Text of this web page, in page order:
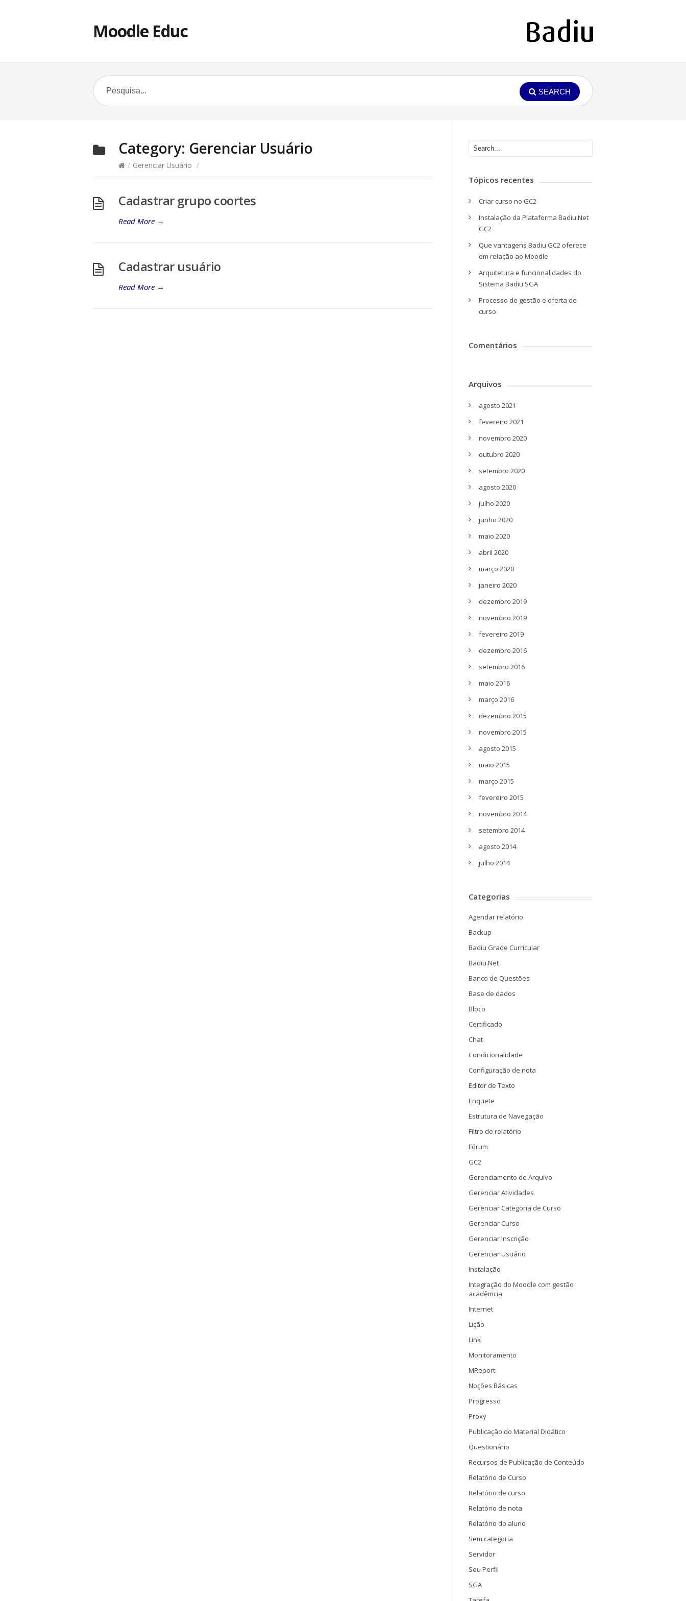
Moodle Educ
SEARCH
Category: Gerenciar Usuário
/ Gerenciar Usuário /
Cadastrar grupo coortes
Read More →
Cadastrar usuário
Read More →
Tópicos recentes
Criar curso no GC2
Instalação da Plataforma Badiu.Net
GC2
Que vantagens Badiu GC2 oferece
em relação ao Moodle
Arquitetura e funcionalidades do
Sistema Badiu SGA
Processo de gestão e oferta de
curso
Comentários
Arquivos
agosto 2021
fevereiro 2021
novembro 2020
outubro 2020
setembro 2020
agosto 2020
julho 2020
junho 2020
maio 2020
abril 2020
março 2020
janeiro 2020
dezembro 2019
novembro 2019
fevereiro 2019
dezembro 2016
setembro 2016
maio 2016
março 2016
dezembro 2015
novembro 2015
agosto 2015
maio 2015
março 2015
fevereiro 2015
novembro 2014
setembro 2014
agosto 2014
julho 2014
Categorias
Agendar relatório
Backup
Badiu Grade Curricular
Badiu.Net
Banco de Questões
Base de dados
Bloco
Certificado
Chat
Condicionalidade
Configuração de nota
Editor de Texto
Enquete
Estrutura de Navegação
Filtro de relatório
Fórum
GC2
Gerenciamento de Arquivo
Gerenciar Atividades
Gerenciar Categoria de Curso
Gerenciar Curso
Gerenciar Inscrição
Gerenciar Usuário
Instalação
Integração do Moodle com gestão
acadêmcia
Internet
Lição
Link
Monitoramento
MReport
Noções Básicas
Progresso
Proxy
Publicação do Material Didático
Questionário
Recursos de Publicação de Conteúdo
Relatório de Curso
Relatório de curso
Relatório de nota
Relatório do aluno
Sem categoria
Servidor
Seu Perfil
SGA